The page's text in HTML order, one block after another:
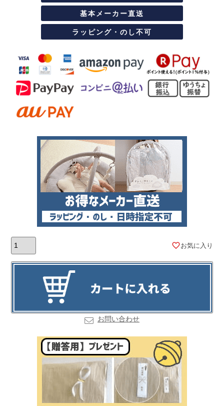
基本メーカー直送
ラッピング・のし不可
お気に入り
お問い合わせ